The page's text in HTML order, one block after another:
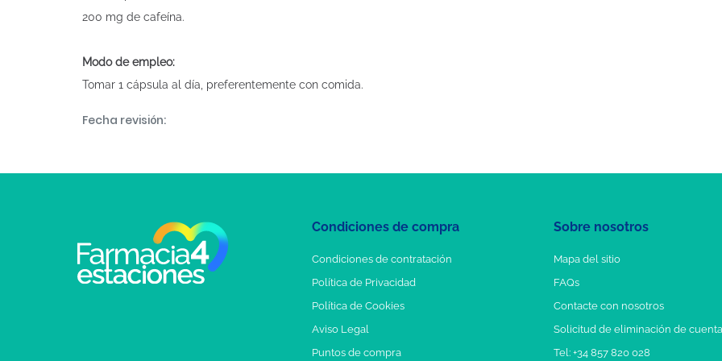
200 mg de cafeína.
Modo de empleo:
Tomar 1 cápsula al día, preferentemente con comida.
Fecha revisión:
Condiciones de compra
Condiciones de contratación
Política de Privacidad
Política de Cookies
Aviso Legal
Puntos de compra
Sobre nosotros
Mapa del sitio
FAQs
Contacte con nosotros
Solicitud de eliminación de cuenta
Tel: +34 857 820 028